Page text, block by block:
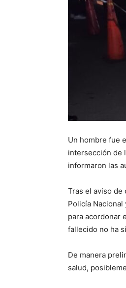
Un hombre fue
intersección de
informaron las
Tras el aviso de
Policía
para acordonar
fallecido no ha
De manera
salud,